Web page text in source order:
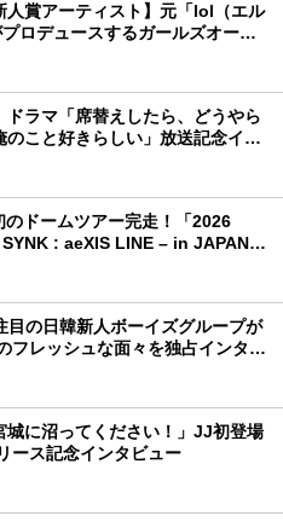
人賞アーティスト】元「lol（エル
ロデュースするガールズオーデ
は5月31日（日）まで
ドラマ「席替えしたら、どうやら
こと好きらしい」放送記念イン
くんが可愛く見えたんです」
のドームツアー完走！「2026
: aeXIS LINE – in JAPAN
TOUR] 」東京ドーム公演2
目の日韓新人ボーイズグループが
フレッシュな面々を独占インタビ
ます♪
城に沼ってください！」JJ初登場
ース記念インタビュー